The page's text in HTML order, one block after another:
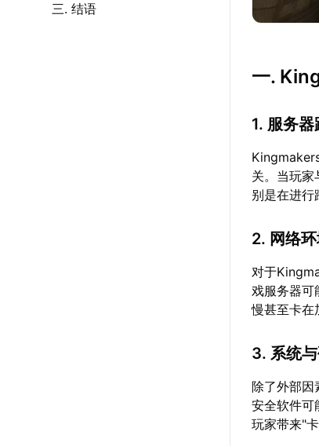
三. 结语
一.
1. 服务
关。当玩家
别是在进行
2. 网络
对于
戏服务器可
慢甚至卡在
3. 系统
除了外部因
安全软件可
玩家带来"